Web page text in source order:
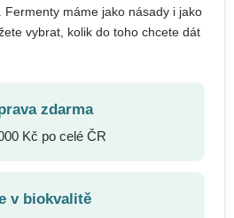
máme jako násady i jako
vybrat, kolik do toho chcete dát
zdarma
Kč po celé ČR
v biokvalitě